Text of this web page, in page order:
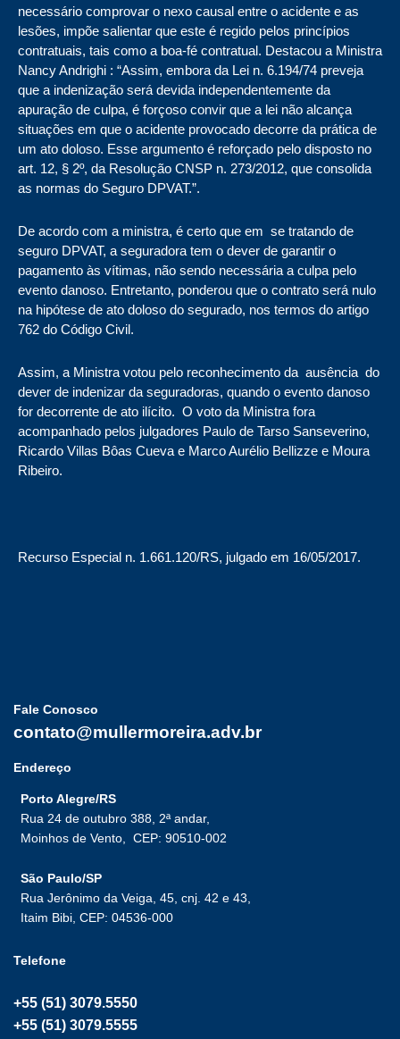
necessário comprovar o nexo causal entre o acidente e as
lesões, impõe salientar que este é regido pelos princípios
contratuais, tais como a boa-fé contratual. Destacou a Ministra
Nancy Andrighi : “Assim, embora da Lei n. 6.194/74 preveja
que a indenização será devida independentemente da
apuração de culpa, é forçoso convir que a lei não alcança
situações em que o acidente provocado decorre da prática de
um ato doloso. Esse argumento é reforçado pelo disposto no
art. 12, § 2º, da Resolução CNSP n. 273/2012, que consolida
as normas do Seguro DPVAT.”.
De acordo com a ministra, é certo que em se tratando de
seguro DPVAT, a seguradora tem o dever de garantir o
pagamento às vítimas, não sendo necessária a culpa pelo
evento danoso. Entretanto, ponderou que o contrato será nulo
na hipótese de ato doloso do segurado, nos termos do artigo
762 do Código Civil.
Assim, a Ministra votou pelo reconhecimento da ausência do
dever de indenizar da seguradoras, quando o evento danoso
for decorrente de ato ilícito. O voto da Ministra fora
acompanhado pelos julgadores Paulo de Tarso Sanseverino,
Ricardo Villas Bôas Cueva e Marco Aurélio Bellizze e Moura
Ribeiro.
Recurso Especial n. 1.661.120/RS, julgado em 16/05/2017.
Fale Conosco
contato@mullermoreira.adv.br
Endereço
Porto Alegre/RS
Rua 24 de outubro 388, 2ª andar,
Moinhos de Vento, CEP: 90510-002
São Paulo/SP
Rua Jerônimo da Veiga, 45, cnj. 42 e 43,
Itaim Bibi, CEP: 04536-000
Telefone
+55 (51) 3079.5550
+55 (51) 3079.5555